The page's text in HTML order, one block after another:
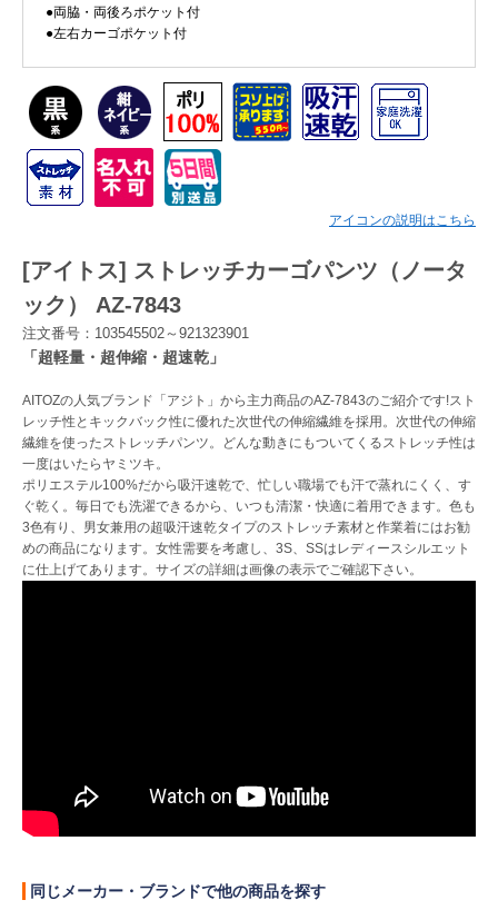
Myページ 見積書 お気に入り
●両脇・両後ろポケット付
●左右カーゴポケット付
アイコンの説明はこちら
[アイトス] ストレッチカーゴパンツ（ノータ
ック） AZ-7843
注文番号：103545502～921323901
「超軽量・超伸縮・超速乾」
AITOZの人気ブランド「アジト」から主力商品のAZ-7843のご紹介です!スト
レッチ性とキックバック性に優れた次世代の伸縮繊維を採用。次世代の伸縮
繊維を使ったストレッチパンツ。どんな動きにもついてくるストレッチ性は
一度はいたらヤミツキ。
ポリエステル100%だから吸汗速乾で、忙しい職場でも汗で蒸れにくく、す
ぐ乾く。毎日でも洗濯できるから、いつも清潔・快適に着用できます。色も
3色有り、男女兼用の超吸汗速乾タイプのストレッチ素材と作業着にはお勧
めの商品になります。女性需要を考慮し、3S、SSはレディースシルエット
に仕上げてあります。サイズの詳細は画像の表示でご確認下さい。
同じメーカー・ブランドで他の商品を探す